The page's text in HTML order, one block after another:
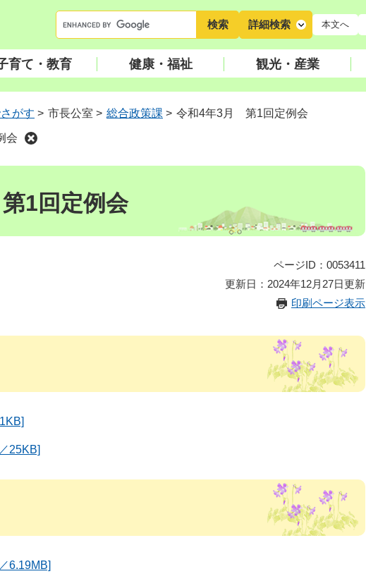
ー
ワ
ー
索
詳細検索 本文へ
育て・教育 健康・福祉 観光・産業
がす > 市長公室 > 総合政策課 > 令和4年3月 第1回定例会
会
1回定例会
ページID：0053411
更新日：2024年12月27日更新
印刷ページ表示
25KB]
6.19MB]